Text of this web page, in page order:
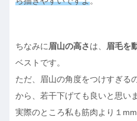
ちなみに 眉山の高さは、 眉毛を
ベストです。
ただ、眉山の角度をつけすぎる
から、若干下げても良いと思い
実際のところ私も筋肉より１